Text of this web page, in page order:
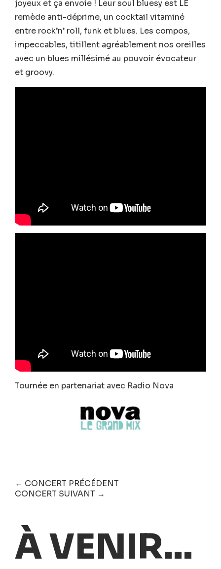
joyeux et ça envoie ! Leur soul bluesy est LE
remède anti-déprime, un cocktail vitaminé
entre rock’n’ roll, funk et blues. Les compos,
impeccables, titillent agréablement nos oreilles
avec un blues millésimé au pouvoir évocateur
et groovy.
Tournée en partenariat avec Radio Nova
← CONCERT PRÉCÉDENT
CONCERT SUIVANT →
À VENIR...